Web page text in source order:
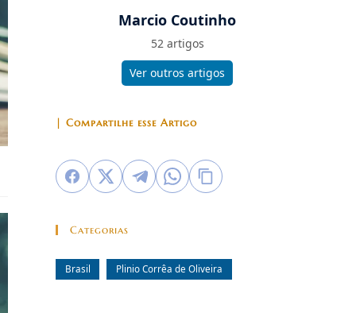
Marcio Coutinho
52 artigos
Ver outros artigos
| Compartilhe esse Artigo
Categorias
Brasil Plinio Corrêa de Oliveira